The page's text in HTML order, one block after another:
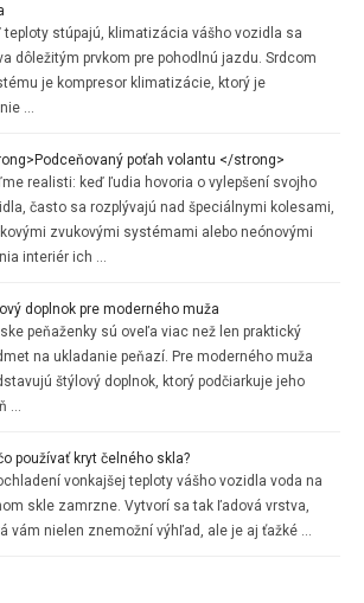
teploty stúpajú, klimatizácia vášho vozidla sa
dôležitým prvkom pre pohodlnú jazdu. Srdcom
je kompresor klimatizácie, ktorý je
…
poťah volantu </strong>
realisti: keď ľudia hovoria o vylepšení svojho
často sa rozplývajú nad špeciálnymi kolesami,
zvukovými systémami alebo neónovými
interiér ich …
doplnok pre moderného muža
peňaženky sú oveľa viac než len praktický
na ukladanie peňazí. Pre moderného muža
štýlový doplnok, ktorý podčiarkuje jeho
…
používať kryt čelného skla?
vonkajšej teploty vášho vozidla voda na
skle zamrzne. Vytvorí sa tak ľadová vrstva,
vám nielen znemožní výhľad, ale je aj ťažké …